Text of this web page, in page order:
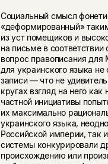
Социальный смысл
«деформированный»
из уст помещиков и
на письме в
вопрос правописания
для украинского языка
записи — что не
кругах взгляд на него
частной инициативы
их максимально
украинского языка,
Российской империи, так
системы конкурировали
происхождению или